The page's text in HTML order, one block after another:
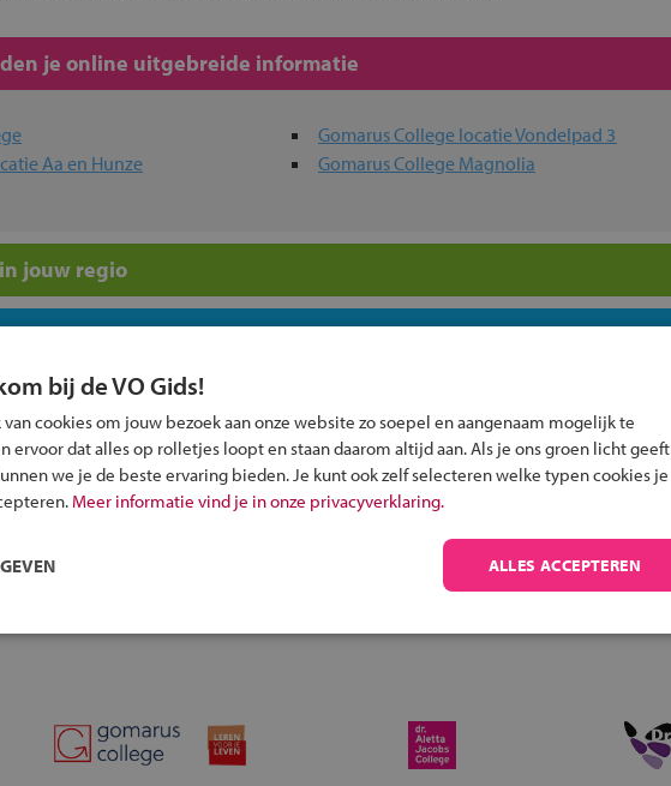
je online uitgebreide informatie
Aa en Hunze
Gomarus College locatie Vondelpad 3
Gomarus College Magnolia
jouw regio
past bij jou?
Inschrijven?
Alle informatie om je kind aan te melden bij
bij de VO Gids!
cookies om jouw bezoek aan onze website zo soepel en aangenaam mogelijk te
ervoor dat alles op rolletjes loopt en staan daarom altijd aan. Als je ons groen licht geeft
we je de beste ervaring bieden. Je kunt ook zelf selecteren welke typen cookies je
Meer informatie vind je in onze privacyverklaring.
ALLES ACCEPTEREN